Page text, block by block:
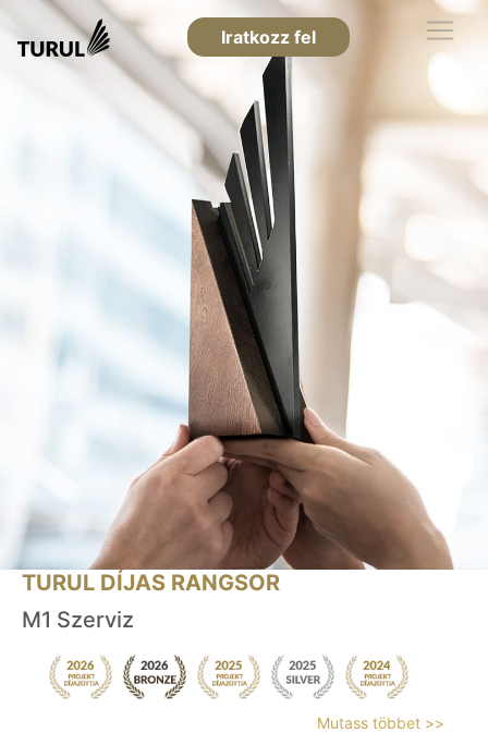
Iratkozz fel
TURUL DÍJAS RANGSOR
M1 Szerviz
Mutass többet >>